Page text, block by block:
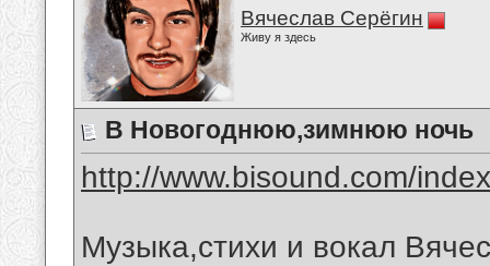
Вячеслав Серёгин
Живу я здесь
В Новогоднюю,зимнюю ночь
http://www.bisound.com/
Музыка,стихи и вокал